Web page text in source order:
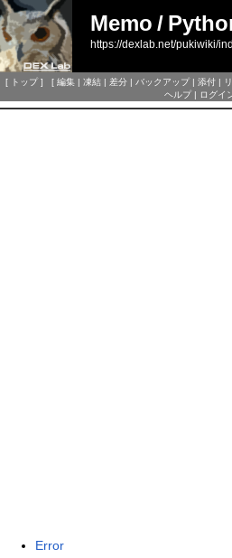
Memo /
https://dexlab.net/pukiwiki/
[ トップ] [ 編集 | 凍結 | 差分 | バックアップ| 添付 |
ヘルプ| ログイ
Error